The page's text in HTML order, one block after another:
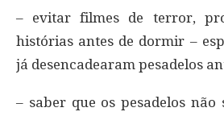
– evitar filmes de terror,
histórias antes de dormir –
já desencadearam pesadelos
– saber que os pesadelos não